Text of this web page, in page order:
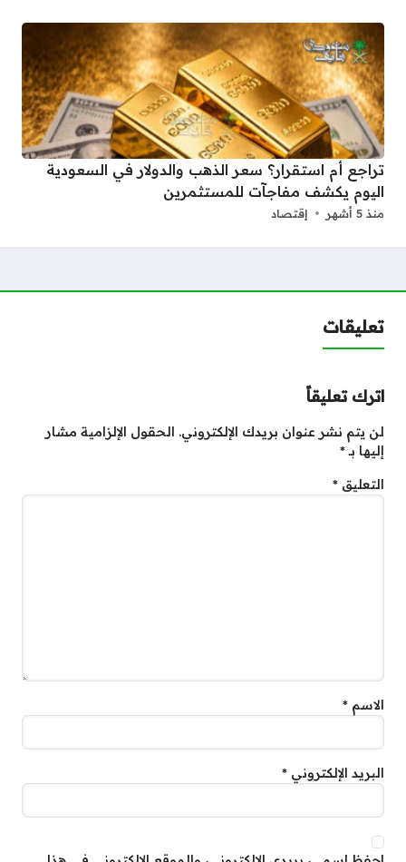
تراجع أم استقرار؟ سعر الذهب والدولار في السعودية
اليوم يكشف مفاجآت للمستثمرين
منذ 5 أشهر إقتصاد
تعليقات
اترك تعليقاً
لن يتم نشر عنوان بريدك الإلكتروني. الحقول الإلزامية مشار
إليها بـ*
التعليق *
الاسم *
البريد الإلكتروني *